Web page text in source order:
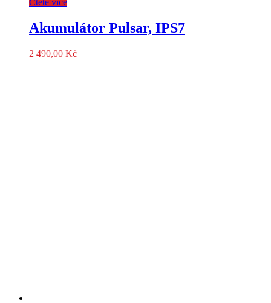
Čtěte více
Akumulátor Pulsar, IPS7
2 490,00 Kč